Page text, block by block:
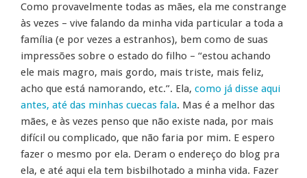
Como provavelmente todas as mães, ela me constrange
às vezes – vive falando da minha vida particular a toda a
família (e por vezes a estranhos), bem como de suas
impressões sobre o estado do filho – “estou achando
ele mais magro, mais gordo, mais triste, mais feliz,
acho que está namorando, etc.”. Ela, como já disse aqui
antes, até das minhas cuecas fala. Mas é a melhor das
mães, e às vezes penso que não existe nada, por mais
difícil ou complicado, que não faria por mim. E espero
fazer o mesmo por ela. Deram o endereço do blog pra
ela, e até aqui ela tem bisbilhotado a minha vida. Fazer